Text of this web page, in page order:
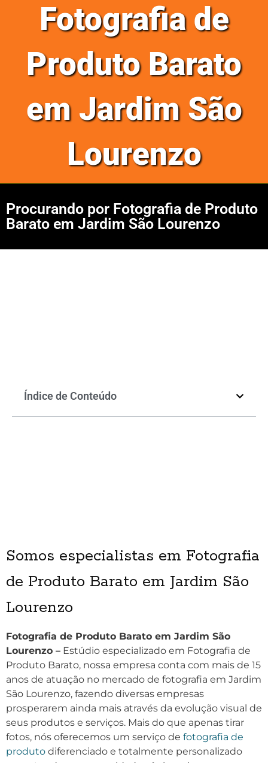
Fotografia de
Produto Barato
em Jardim São
Lourenzo
Procurando por Fotografia de Produto
Barato em Jardim São Lourenzo
Índice de Conteúdo
Somos especialistas em Fotografia
de Produto Barato em Jardim São
Lourenzo
Fotografia de Produto Barato em Jardim São
Lourenzo – Estúdio especializado em Fotografia de
Produto Barato, nossa empresa conta com mais de 15
anos de atuação no mercado de fotografia em Jardim
São Lourenzo, fazendo diversas empresas
prosperarem ainda mais através da evolução visual de
seus produtos e serviços. Mais do que apenas tirar
fotos, nós oferecemos um serviço de fotografia de
produto diferenciado e totalmente personalizado